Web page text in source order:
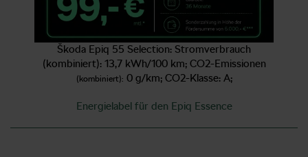
Škoda Epiq 55 Selection: Stromverbrauch
(kombiniert): 13,7 kWh/100 km; CO2‑Emissionen
(kombiniert): 0 g/km; CO2‑Klasse: A;
Energielabel für den Epiq Essence